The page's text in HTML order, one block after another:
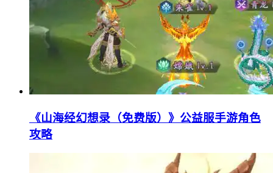
《山海经幻想录（免费版）》公益服手游角色
攻略